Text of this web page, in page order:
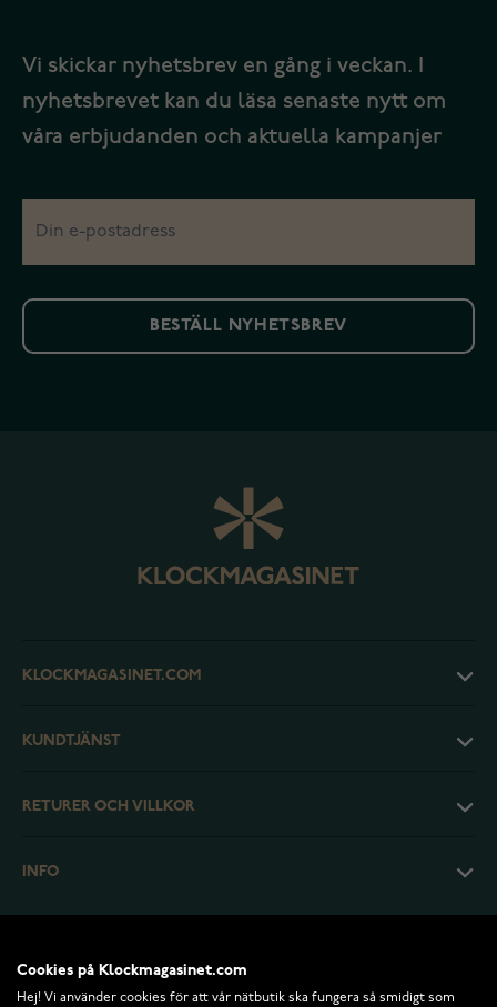
Vi skickar nyhetsbrev en gång i veckan. I
nyhetsbrevet kan du läsa senaste nytt om
våra erbjudanden och aktuella kampanjer
BESTÄLL NYHETSBREV
KLOCKMAGASINET.COM
KUNDTJÄNST
RETURER OCH VILLKOR
INFO
Cookies på Klockmagasinet.com
Hej! Vi använder cookies för att vår nätbutik ska fungera så smidigt som